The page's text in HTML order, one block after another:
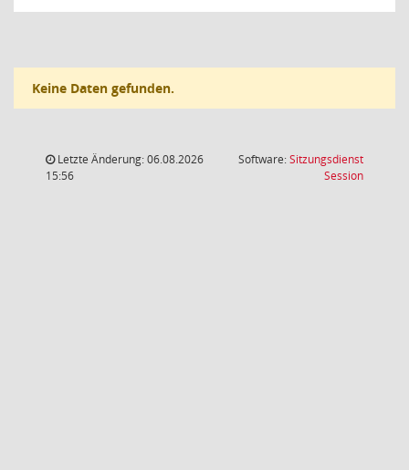
Keine Daten gefunden.
Letzte Änderung: 06.08.2026
15:56
Software:Sitzungsdienst
Session(Wird in